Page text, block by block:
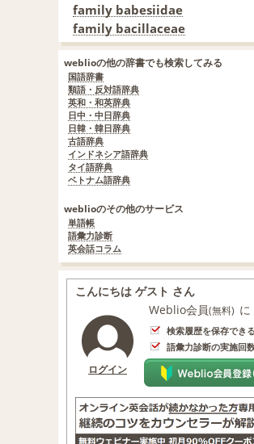
family babesiidae
family bacillaceae
weblioの他の辞書でも検索してみる
国語辞書
類語・反対語辞典
英和・和英辞典
日中・中日辞典
日韓・韓日辞典
古語辞典
インドネシア語辞典
タイ語辞典
ベトナム語辞典
weblioのその他のサービス
単語帳
語彙力診断
英会話コラム
こんにちは ゲスト さん
ログイン
Weblio会員(無料)
検索履歴を保存でき
語彙力診断の実施回